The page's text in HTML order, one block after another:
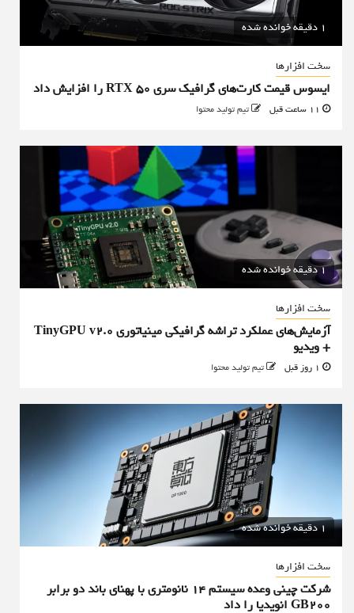
1 دقیقه خوانده شده
سخت افزارها
ایسوس قیمت کارت‌های گرافیک سری RTX 50 را افزایش داد
تیم تولید محتوا
1 دقیقه خوانده شده
سخت افزارها
آزمایش‌های عملکرد تراشه گرافیکی مینیاتوری TinyGPU v2.0
+ ویدیو
تیم تولید محتوا
1 دقیقه خوانده شده
سخت افزارها
شرکت چینی وعده سیستم ۱۴ نانومتری با پهنای باند دو برابر
GB200 انویدیا را داد